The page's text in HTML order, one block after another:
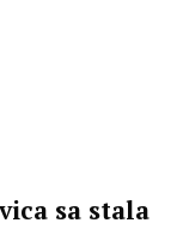
sa stala